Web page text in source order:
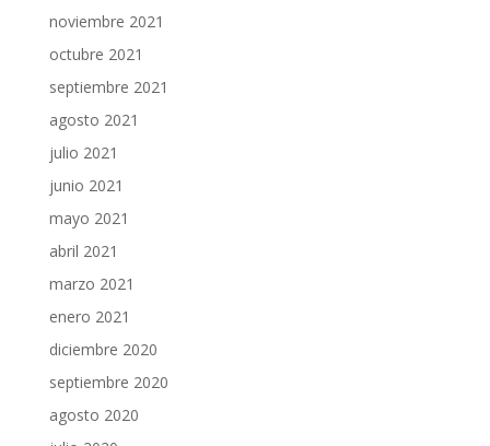
noviembre 2021
octubre 2021
septiembre 2021
agosto 2021
julio 2021
junio 2021
mayo 2021
abril 2021
marzo 2021
enero 2021
diciembre 2020
septiembre 2020
agosto 2020